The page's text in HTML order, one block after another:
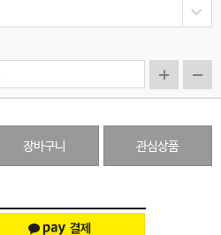
장바구니 관심상품